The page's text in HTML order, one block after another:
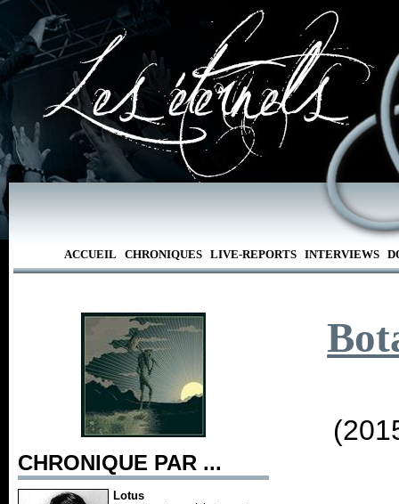
ACCUEIL CHRONIQUES LIVE-REPORTS INTERVIEWS
CHRONIQUE PAR ...
Lotus